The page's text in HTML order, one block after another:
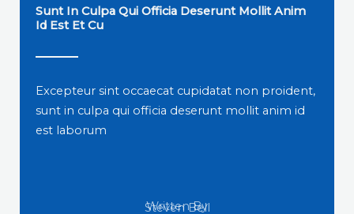
Sunt In Culpa Qui Officia Deserunt Mollit Anim
Id Est Et Cu
Excepteur sint occaecat cupidatat non proident,
sunt in culpa qui officia deserunt mollit anim id
est laborum
Written By
Steven Bell